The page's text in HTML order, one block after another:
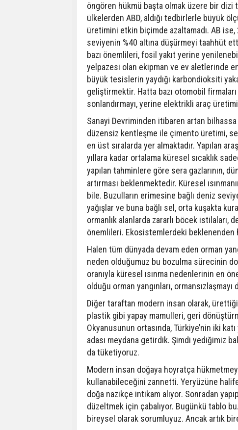
öngören hükmü başta olmak üzere bir dizi
ülkelerden ABD, aldığı tedbirlerle büyük
üretimini etkin biçimde azaltamadı. AB ise,
seviyenin %40 altına düşürmeyi taahhüt
bazı önemlileri, fosil yakıt yerine
yelpazesi olan ekipman ve ev aletlerinde
büyük tesislerin yaydığı karbondioksiti
geliştirmektir. Hatta bazı otomobil
sonlandırmayı, yerine elektrikli araç
Sanayi Devriminden itibaren artan
düzensiz kentleşme ile çimento üretimi,
en üst sıralarda yer almaktadır. Yapılan
yıllara kadar ortalama küresel sıcaklık
yapılan tahminlere göre sera gazlarının,
artırması beklenmektedir. Küresel
bile. Buzulların erimesine bağlı deniz
yağışlar ve buna bağlı sel, orta kuşakta
ormanlık alanlarda zararlı böcek istilaları,
önemlileri. Ekosistemlerdeki beklenenden
Halen tüm dünyada devam eden orman
neden olduğumuz bu bozulma sürecinin
oranıyla küresel ısınma nedenlerinin en
olduğu orman yangınları, ormansızlaşmayı
Diğer taraftan modern insan olarak,
plastik gibi yapay mamulleri, geri
Okyanusunun ortasında, Türkiye’nin iki
adası meydana getirdik. Şimdi yediğimiz
da tüketiyoruz.
Modern insan doğaya hoyratça
kullanabileceğini zannetti. Yeryüzüne halife
doğa nazikçe intikam alıyor. Sonradan
düzeltmek için çabalıyor. Bugünkü tablo
bireysel olarak sorumluyuz. Ancak artık